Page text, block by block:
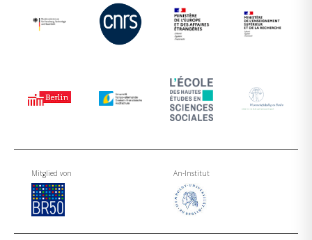
Mitglied von An-Institut